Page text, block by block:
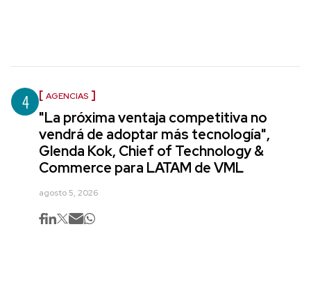
4 AGENCIAS
"La próxima ventaja competitiva no
vendrá de adoptar más tecnología",
Glenda Kok, Chief of Technology &
Commerce para LATAM de VML
agosto 5, 2026